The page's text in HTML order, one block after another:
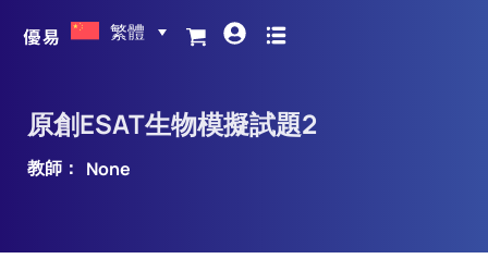
繁體
原創ESAT生物模擬試題2
教師： None